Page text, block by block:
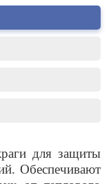
для защиты
Обеспечивают